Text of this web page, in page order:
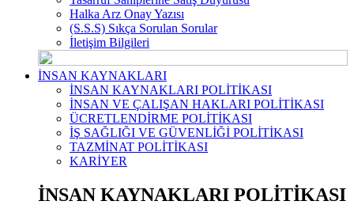
Halka Arz Onay Yazısı
(S.S.S) Sıkça Sorulan Sorular
İletişim Bilgileri
İNSAN KAYNAKLARI
İNSAN KAYNAKLARI POLİTİKASI
İNSAN VE ÇALIŞAN HAKLARI POLİTİKASI
ÜCRETLENDİRME POLİTİKASI
İŞ SAĞLIĞI VE GÜVENLİĞİ POLİTİKASI
TAZMİNAT POLİTİKASI
KARİYER
İNSAN KAYNAKLARI POLİTİKASI